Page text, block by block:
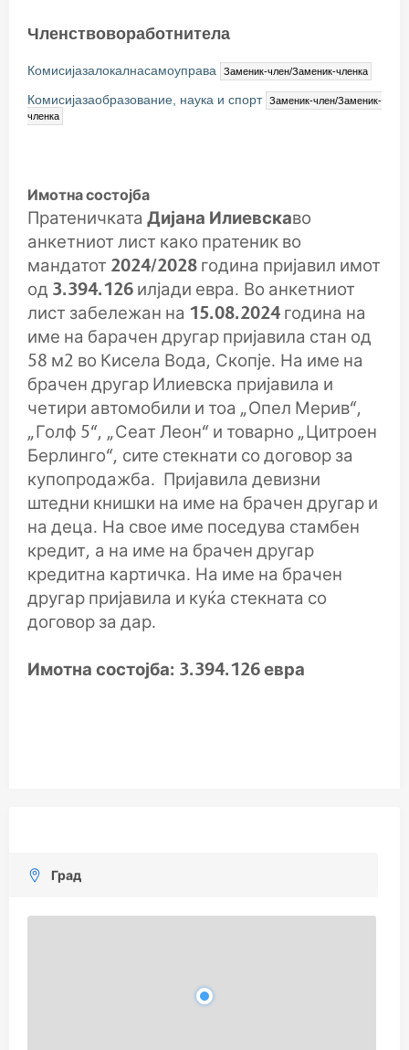
Членствовоработнитела
Комисијазалокалнасамоуправа Заменик-член/Заменик-членка
Комисијазаобразование, наука и спорт Заменик-член/Заменик-
членка
Имотна состојба
Пратеничката Дијана Илиевскаво
анкетниот лист како пратеник во
мандатот 2024/2028 година пријавил имот
од 3.394.126 илјади евра. Во анкетниот
лист забележан на 15.08.2024 година на
име на барачен другар пријавила стан од
58 м2 во Кисела Вода, Скопје. На име на
брачен другар Илиевска пријавила и
четири автомобили и тоа „Опел Мерив“,
„Голф 5“, „Сеат Леон“ и товарно „Цитроен
Берлинго“, сите стекнати со договор за
купопродажба. Пријавила девизни
штедни книшки на име на брачен другар и
на деца. На свое име поседува стамбен
кредит, а на име на брачен другар
кредитна картичка. На име на брачен
другар пријавила и куќа стекната со
договор за дар.
Имотна состојба: 3.394.126 евра
Град